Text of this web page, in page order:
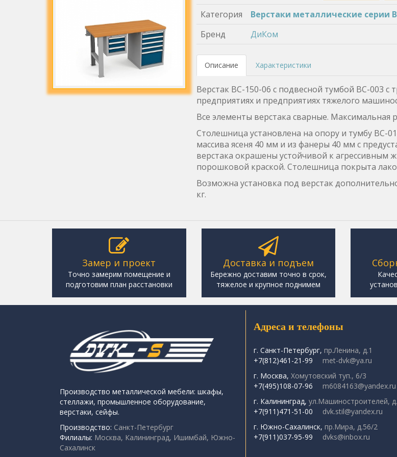
Категория
Верстаки металлические серии
Бренд
ДиКом
Описание Характеристики
Верстак ВС-150-06 с подвесной тумбой ВС-003
предприятиях и предприятиях тяжелого
Все элементы верстака сварные. Максимальная
Столешница установлена на опору и тумбу ВС-
массива ясеня 40 мм и из фанеры 40 мм с
верстака окрашены устойчивой к агрессивным
порошковой краской. Столешница покрыта
Возможна установка под верстак
кг.
Замер и проект
Точно замерим помещение и
подготовим план расстановки
Доставка и подъем
Бережно доставим точно в срок,
тяжелое и крупное поднимем
Производство металлической мебели: шкафы,
стеллажи, промышленное оборудование,
верстаки, сейфы.
Производство: Санкт-Петербург
Филиалы: Москва, Калининград, Ишимбай, Южно-
Сахалинск
Адреса и телефоны
г. Санкт-Петербург, пр.Ленина, д.1
+7(812)461-21-99
met-dvk@ya.ru
г. Москва, Хомутовский туп., 6/3
+7(495)108-07-96
m6084163@yandex.ru
г. Калининград, ул.Машиностроителей,
+7(911)471-51-00
dvk.stil@yandex.ru
г. Южно-Сахалинск, пр.Мира, д.56/2
+7(911)037-95-99
dvks@inbox.ru